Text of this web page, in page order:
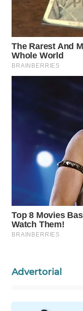
Advertorial
PERSONA
OTOMOTIF
WAHANA
HEALTH
LAPAK
WAHANA
KONSUMEN
LISTRIK
KELISTRIKAN
ID